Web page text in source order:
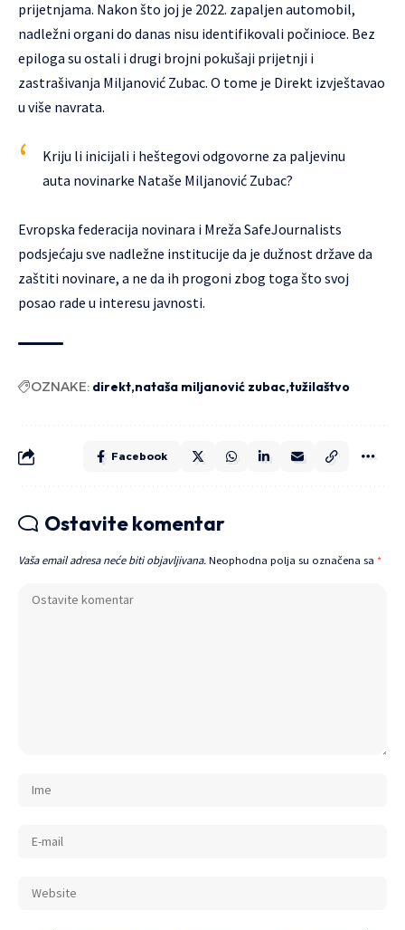
prijetnjama. Nakon što joj je 2022. zapaljen automobil,
nadležni organi do danas nisu identifikovali počinioce. Bez
epiloga su ostali i drugi brojni pokušaji prijetnji i
zastrašivanja Miljanović Zubac. O tome je Direkt izvještavao
u više navrata.
Kriju li inicijali i heštegovi odgovorne za paljevinu
auta novinarke Nataše Miljanović Zubac?
Evropska federacija novinara i Mreža SafeJournalists
podsjećaju sve nadležne institucije da je dužnost države da
zaštiti novinare, a ne da ih progoni zbog toga što svoj
posao rade u interesu javnosti.
OZNAKE: direkt nataša miljanović zubac tužilaštvo
Facebook
Ostavite komentar
Vaša email adresa neće biti objavljivana. Neophodna polja su označena sa *